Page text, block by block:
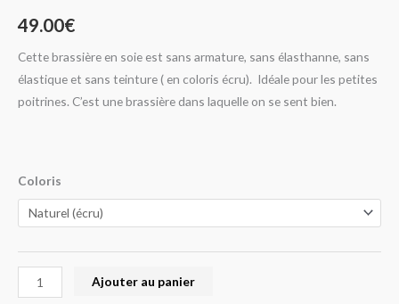
sur 5 basé
surnotation
49.00€
Cette brassière en soie est sans armature, sans élasthanne, sans
élastique et sans teinture ( en coloris écru). Idéale pour les petites
poitrines. C’est une brassière dans laquelle on se sent bien.
Coloris
Ajouter au panier